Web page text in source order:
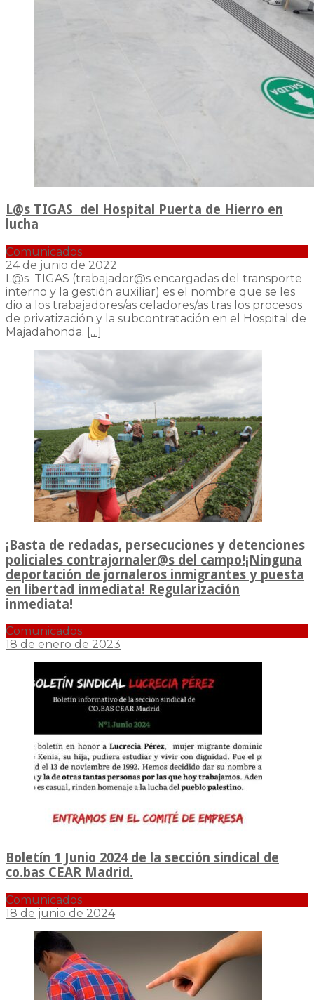
L@s TIGAS del Hospital Puerta de Hierro en
lucha
Comunicados
24 de junio de 2022
L@s TIGAS (trabajador@s encargadas del transporte
interno y la gestión auxiliar) es el nombre que se les
dio a los trabajadores/as celadores/as tras los procesos
de privatización y la subcontratación en el Hospital de
Majadahonda. […]
¡Basta de redadas, persecuciones y detenciones
policiales contrajornaler@s del campo!¡Ninguna
deportación de jornaleros inmigrantes y puesta
en libertad inmediata! Regularización
inmediata!
Comunicados
18 de enero de 2023
Boletín 1 Junio 2024 de la sección sindical de
co.bas CEAR Madrid.
Comunicados
18 de junio de 2024